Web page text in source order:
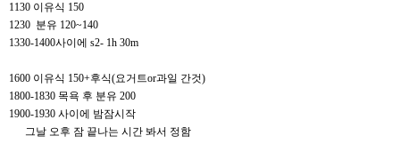
1130 이유식 150
1230 분유 120~140
1330-1400사이에 s2- 1h 30m
1600 이유식 150+후식(요거트or과일 간것)
1800-1830 목욕 후 분유 200
1900-1930 사이에 밤잠시작
그날 오후 잠 끝나는 시간 봐서 정함